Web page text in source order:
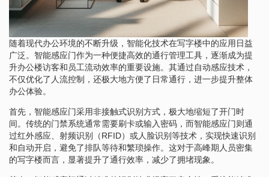
随着现代办公环境的不断升级，智能化技术在写字楼中的应用日益
广泛。智能感应门作为一种便捷高效的通行管理工具，逐渐成为提
升办公楼访客和员工流动效率的重要设施。其通过自动感应技术，
不仅优化了人流控制，还极大地方便了日常通行，进一步提升整体
办公体验。
首先，智能感应门采用非接触式识别方式，极大地缩短了开门时
间。传统的门禁系统通常需要刷卡或输入密码，而智能感应门则通
过红外感应、射频识别（RFID）或人脸识别等技术，实现快速识别
和自动开启，避免了排队等待和繁琐操作。这对于高峰期人员密集
的写字楼而言，显著提升了通行效率，减少了拥堵现象。